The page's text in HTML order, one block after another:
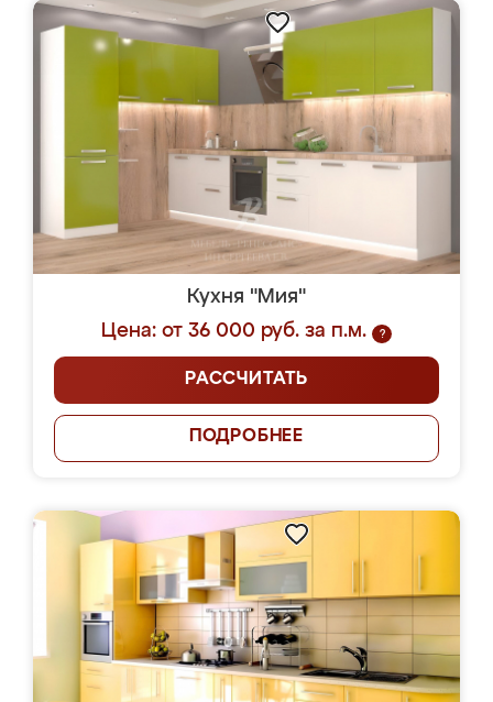
Кухня "Мия"
Цена: от 36 000 руб. за п.м.
?
РАССЧИТАТЬ
ПОДРОБНЕЕ